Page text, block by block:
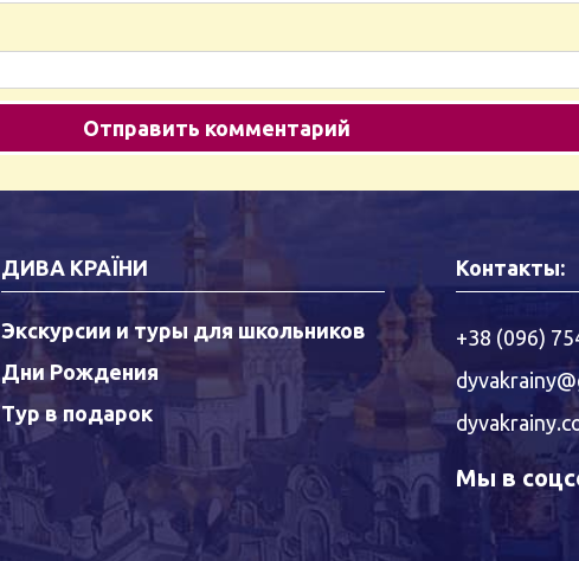
ДИВА КРАЇНИ
Экскурсии и туры для школьников
Дни Рождения
Тур в подарок
Контакты:
+38 (096)
Мы в